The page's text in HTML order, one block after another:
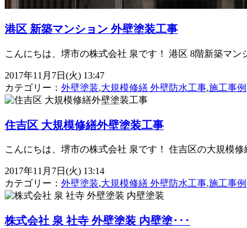
港区 新築マンション 外壁塗装工事
こんにちは、堺市の株式会社 泉です！ 港区 8階新築マ
2017年11月7日(火) 13:47
カテゴリー： 外壁塗装,大規模修繕 外壁防水工事,施工事例
住吉区 大規模修繕外壁塗装工事
こんにちは、堺市の株式会社 泉です！ 住吉区の大規模
2017年11月7日(火) 13:14
カテゴリー： 外壁塗装,大規模修繕 外壁防水工事,施工事例
株式会社 泉 社寺 外壁塗装 内壁塗･･･